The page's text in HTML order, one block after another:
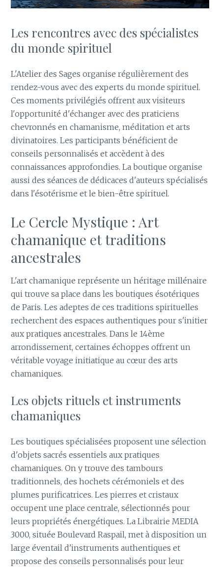
Les rencontres avec des spécialistes
du monde spirituel
L'Atelier des Sages organise régulièrement des
rendez-vous avec des experts du monde spirituel.
Ces moments privilégiés offrent aux visiteurs
l'opportunité d'échanger avec des praticiens
chevronnés en chamanisme, méditation et arts
divinatoires. Les participants bénéficient de
conseils personnalisés et accèdent à des
connaissances approfondies. La boutique organise
aussi des séances de dédicaces d'auteurs spécialisés
dans l'ésotérisme et le bien-être spirituel.
Le Cercle Mystique : Art
chamanique et traditions
ancestrales
L'art chamanique représente un héritage millénaire
qui trouve sa place dans les boutiques ésotériques
de Paris. Les adeptes de ces traditions spirituelles
recherchent des espaces authentiques pour s'initier
aux pratiques ancestrales. Dans le 14ème
arrondissement, certaines échoppes offrent un
véritable voyage initiatique au cœur des arts
chamaniques.
Les objets rituels et instruments
chamaniques
Les boutiques spécialisées proposent une sélection
d'objets sacrés essentiels aux pratiques
chamaniques. On y trouve des tambours
traditionnels, des hochets cérémoniels et des
plumes purificatrices. Les pierres et cristaux
occupent une place centrale, sélectionnés pour
leurs propriétés énergétiques. La Librairie MEDIA
3000, située Boulevard Raspail, met à disposition un
large éventail d'instruments authentiques et
propose des conseils personnalisés pour leur